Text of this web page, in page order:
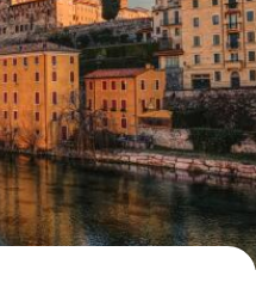
Auf der Karte anzeigen